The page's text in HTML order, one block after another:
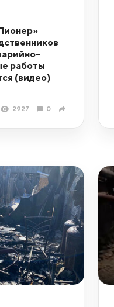
работы
(видео)
2927 0